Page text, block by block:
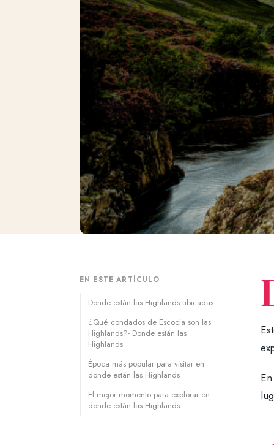
EN ESTE ARTÍCULO
Donde están las Highlands ubicadas
¿Qué condados de Escocia son las
Highlands?- Donde están las
Highlands
Época más popular para visitar en
donde están las Highlands
El mejor momento para explorar en
donde están las Highlands